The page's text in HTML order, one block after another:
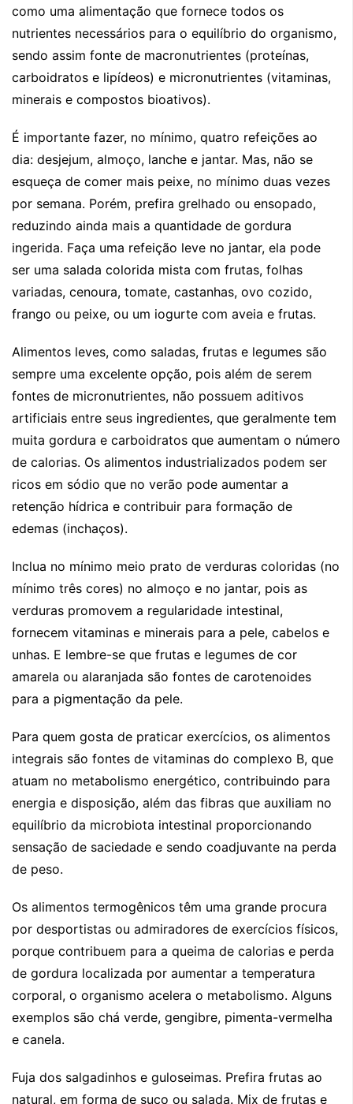
como uma alimentação que fornece todos os
nutrientes necessários para o equilíbrio do organismo,
sendo assim fonte de macronutrientes (proteínas,
carboidratos e lipídeos) e micronutrientes (vitaminas,
minerais e compostos bioativos).
É importante fazer, no mínimo, quatro refeições ao
dia: desjejum, almoço, lanche e jantar. Mas, não se
esqueça de comer mais peixe, no mínimo duas vezes
por semana. Porém, prefira grelhado ou ensopado,
reduzindo ainda mais a quantidade de gordura
ingerida. Faça uma refeição leve no jantar, ela pode
ser uma salada colorida mista com frutas, folhas
variadas, cenoura, tomate, castanhas, ovo cozido,
frango ou peixe, ou um iogurte com aveia e frutas.
Alimentos leves, como saladas, frutas e legumes são
sempre uma excelente opção, pois além de serem
fontes de micronutrientes, não possuem aditivos
artificiais entre seus ingredientes, que geralmente tem
muita gordura e carboidratos que aumentam o número
de calorias. Os alimentos industrializados podem ser
ricos em sódio que no verão pode aumentar a
retenção hídrica e contribuir para formação de
edemas (inchaços).
Inclua no mínimo meio prato de verduras coloridas (no
mínimo três cores) no almoço e no jantar, pois as
verduras promovem a regularidade intestinal,
fornecem vitaminas e minerais para a pele, cabelos e
unhas. E lembre-se que frutas e legumes de cor
amarela ou alaranjada são fontes de carotenoides
para a pigmentação da pele.
Para quem gosta de praticar exercícios, os alimentos
integrais são fontes de vitaminas do complexo B, que
atuam no metabolismo energético, contribuindo para
energia e disposição, além das fibras que auxiliam no
equilíbrio da microbiota intestinal proporcionando
sensação de saciedade e sendo coadjuvante na perda
de peso.
Os alimentos termogênicos têm uma grande procura
por desportistas ou admiradores de exercícios físicos,
porque contribuem para a queima de calorias e perda
de gordura localizada por aumentar a temperatura
corporal, o organismo acelera o metabolismo. Alguns
exemplos são chá verde, gengibre, pimenta-vermelha
e canela.
Fuja dos salgadinhos e guloseimas. Prefira frutas ao
natural, em forma de suco ou salada. Mix de frutas e